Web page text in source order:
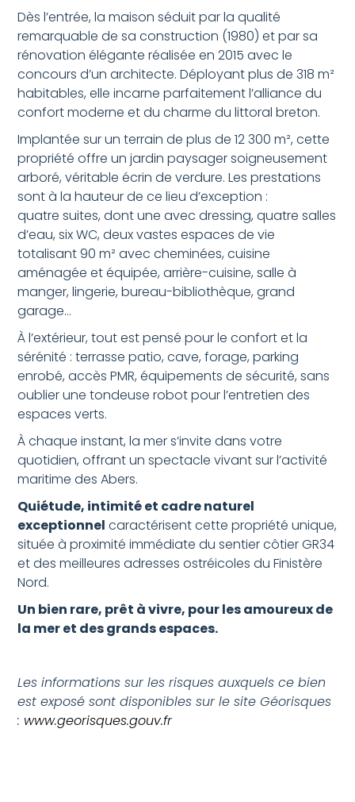
Dès l’entrée, la maison séduit par la qualité
remarquable de sa construction (1980) et par sa
rénovation élégante réalisée en 2015 avec le
concours d’un architecte. Déployant plus de 318 m²
habitables, elle incarne parfaitement l’alliance du
confort moderne et du charme du littoral breton.
Implantée sur un terrain de plus de 12 300 m², cette
propriété offre un jardin paysager soigneusement
arboré, véritable écrin de verdure. Les prestations
sont à la hauteur de ce lieu d’exception :
quatre suites, dont une avec dressing, quatre salles
d’eau, six WC, deux vastes espaces de vie
totalisant 90 m² avec cheminées, cuisine
aménagée et équipée, arrière-cuisine, salle à
manger, lingerie, bureau-bibliothèque, grand
garage…
À l’extérieur, tout est pensé pour le confort et la
sérénité : terrasse patio, cave, forage, parking
enrobé, accès PMR, équipements de sécurité, sans
oublier une tondeuse robot pour l’entretien des
espaces verts.
À chaque instant, la mer s’invite dans votre
quotidien, offrant un spectacle vivant sur l’activité
maritime des Abers.
Quiétude, intimité et cadre naturel
exceptionnel caractérisent cette propriété unique,
située à proximité immédiate du sentier côtier GR34
et des meilleures adresses ostréicoles du Finistère
Nord.
Un bien rare, prêt à vivre, pour les amoureux de
la mer et des grands espaces.
Les informations sur les risques auxquels ce bien
est exposé sont disponibles sur le site Géorisques
: www.georisques.gouv.fr